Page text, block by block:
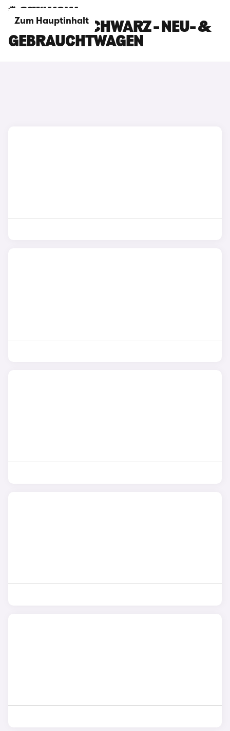
Zum Hauptinhalt
LEXUS LBX SCHWARZ - NEU- &
GEBRAUCHTWAGEN